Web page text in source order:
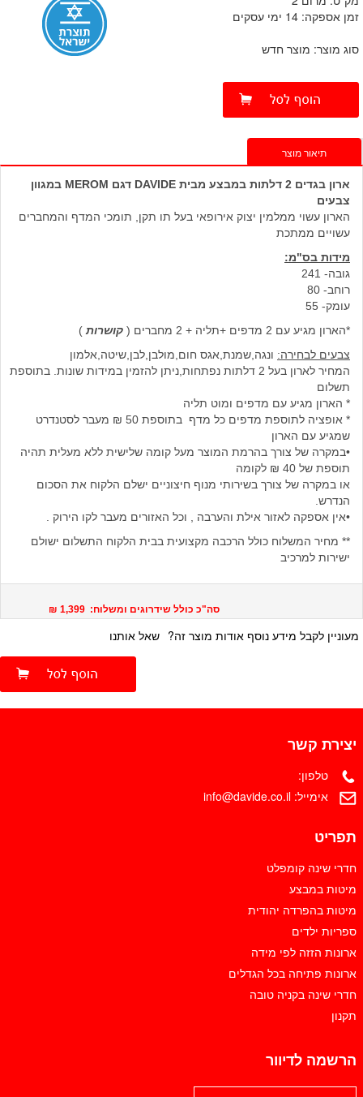
זמן אספקה: 14 ימי עסקים
סוג מוצר: מוצר חדש
תיאור מוצר
ארון בגדים 2 דלתות במבצע מבית DAVIDE
דגם MEROM במגוון
צבעים
הארון עשוי ממלמין יצוק אירופאי בעל תו תקן, תומכי המדף והמחברים
עשויים ממתכת
מידות בס"מ:
גובה- 241
רוחב- 80
עומק- 55
*הארון מגיע עם 2 מדפים +תליה + 2 מחברים (
קושרות )
צבעים לבחירה: ונגה,שמנת,אגס חום,מולבן,לבן,שיטה,אלמון
המחיר לארון בעל 2 דלתות נפתחות,ניתן להזמין במידות שונות. בתוספת
תשלום
* הארון מגיע עם מדפים ומוט תליה
* אופציה לתוספת מדפים כל מדף בתוספת 50 ₪ מעבר לסטנדרט
שמגיע עם הארון
•במקרה של צורך בהרמת המוצר מעל קומה שלישית ללא מעלית תהיה
תוספת של 40 ₪ לקומה
או במקרה של צורך בשירותי מנוף חיצוניים ישלם הלקוח את הסכום
הנדרש.
•אין אספקה לאזור אילת והערבה , וכל האזורים מעבר לקו הירוק .
** מחיר המשלוח כולל הרכבה מקצועית בבית הלקוח התשלום ישולם
ישירות למרכיב
סה"כ כולל שידרוגים ומשלוח: 1,399 ₪
מעוניין לקבל מידע נוסף אודות מוצר זה? שאל אותנו
יצירת קשר
טלפון:
אימייל: info@davide.co.il
תפריט
חדרי שינה קומפלט
מיטות במבצע
מיטות בהפרדה יהודית
ספריות ילדים
ארונות הזזה לפי מידה
ארונות פתיחה בכל הגדלים
חדרי שינה בקניה טובה
תקנון
הרשמה לדיוור